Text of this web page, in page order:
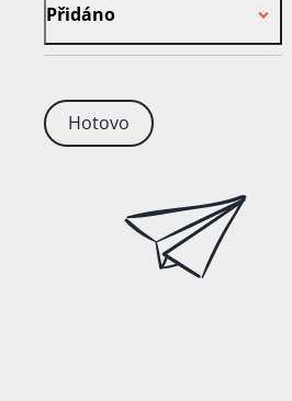
Přidáno
Hotovo